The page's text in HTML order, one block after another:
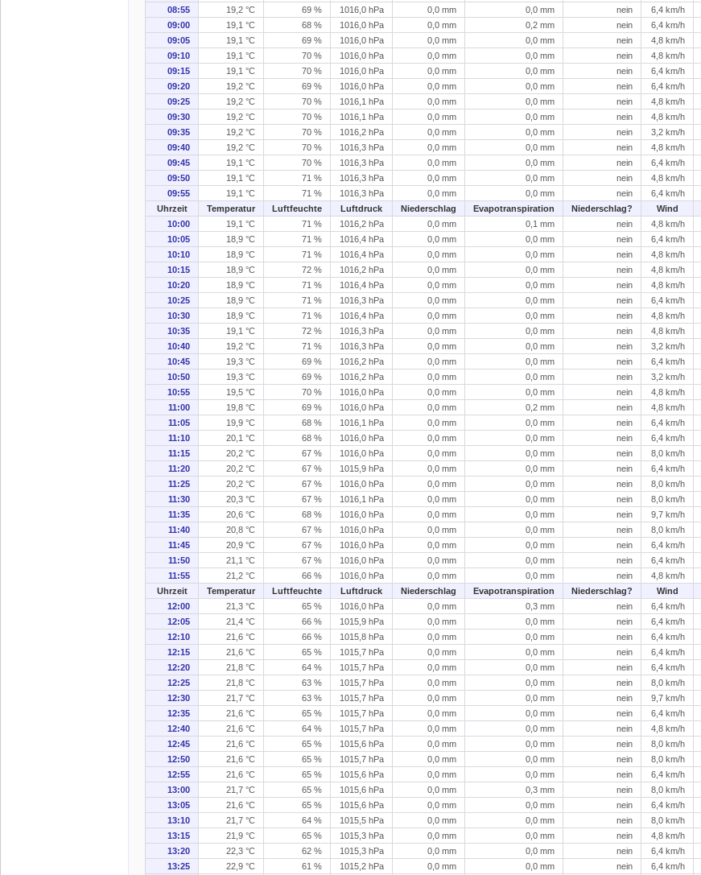
08:55
19,2 °C 69 % 1016,0 hPa 0,0 mm 0,0 mm nein 6,4 km/h
09:00
19,1 °C 68 % 1016,0 hPa 0,0 mm 0,2 mm nein 6,4 km/h
09:05
19,1 °C 69 % 1016,0 hPa 0,0 mm 0,0 mm nein 4,8 km/h
09:10
19,1 °C 70 % 1016,0 hPa 0,0 mm 0,0 mm nein 4,8 km/h
09:15
19,1 °C 70 % 1016,0 hPa 0,0 mm 0,0 mm nein 6,4 km/h
09:20
19,2 °C 69 % 1016,0 hPa 0,0 mm 0,0 mm nein 6,4 km/h
09:25
19,2 °C 70 % 1016,1 hPa 0,0 mm 0,0 mm nein 4,8 km/h
09:30
19,2 °C 70 % 1016,1 hPa 0,0 mm 0,0 mm nein 4,8 km/h
09:35
19,2 °C 70 % 1016,2 hPa 0,0 mm 0,0 mm nein 3,2 km/h
09:40
19,2 °C 70 % 1016,3 hPa 0,0 mm 0,0 mm nein 4,8 km/h
09:45
19,1 °C 70 % 1016,3 hPa 0,0 mm 0,0 mm nein 6,4 km/h
09:50
19,1 °C 71 % 1016,3 hPa 0,0 mm 0,0 mm nein 4,8 km/h
09:55
19,1 °C 71 % 1016,3 hPa 0,0 mm 0,0 mm nein 6,4 km/h
Uhrzeit
Temperatur Luftfeuchte Luftdruck Niederschlag Evapotranspiration Niederschlag? Wind
10:00
19,1 °C 71 % 1016,2 hPa 0,0 mm 0,1 mm nein 4,8 km/h
10:05
18,9 °C 71 % 1016,4 hPa 0,0 mm 0,0 mm nein 6,4 km/h
10:10
18,9 °C 71 % 1016,4 hPa 0,0 mm 0,0 mm nein 4,8 km/h
10:15
18,9 °C 72 % 1016,2 hPa 0,0 mm 0,0 mm nein 4,8 km/h
10:20
18,9 °C 71 % 1016,4 hPa 0,0 mm 0,0 mm nein 4,8 km/h
10:25
18,9 °C 71 % 1016,3 hPa 0,0 mm 0,0 mm nein 6,4 km/h
10:30
18,9 °C 71 % 1016,4 hPa 0,0 mm 0,0 mm nein 4,8 km/h
10:35
19,1 °C 72 % 1016,3 hPa 0,0 mm 0,0 mm nein 4,8 km/h
10:40
19,2 °C 71 % 1016,3 hPa 0,0 mm 0,0 mm nein 3,2 km/h
10:45
19,3 °C 69 % 1016,2 hPa 0,0 mm 0,0 mm nein 6,4 km/h
10:50
19,3 °C 69 % 1016,2 hPa 0,0 mm 0,0 mm nein 3,2 km/h
10:55
19,5 °C 70 % 1016,0 hPa 0,0 mm 0,0 mm nein 4,8 km/h
11:00
19,8 °C 69 % 1016,0 hPa 0,0 mm 0,2 mm nein 4,8 km/h
11:05
19,9 °C 68 % 1016,1 hPa 0,0 mm 0,0 mm nein 6,4 km/h
11:10
20,1 °C 68 % 1016,0 hPa 0,0 mm 0,0 mm nein 6,4 km/h
11:15
20,2 °C 67 % 1016,0 hPa 0,0 mm 0,0 mm nein 8,0 km/h
11:20
20,2 °C 67 % 1015,9 hPa 0,0 mm 0,0 mm nein 6,4 km/h
11:25
20,2 °C 67 % 1016,0 hPa 0,0 mm 0,0 mm nein 8,0 km/h
11:30
20,3 °C 67 % 1016,1 hPa 0,0 mm 0,0 mm nein 8,0 km/h
11:35
20,6 °C 68 % 1016,0 hPa 0,0 mm 0,0 mm nein 9,7 km/h
11:40
20,8 °C 67 % 1016,0 hPa 0,0 mm 0,0 mm nein 8,0 km/h
11:45
20,9 °C 67 % 1016,0 hPa 0,0 mm 0,0 mm nein 6,4 km/h
11:50
21,1 °C 67 % 1016,0 hPa 0,0 mm 0,0 mm nein 6,4 km/h
11:55
21,2 °C 66 % 1016,0 hPa 0,0 mm 0,0 mm nein 4,8 km/h
Uhrzeit
Temperatur Luftfeuchte Luftdruck Niederschlag Evapotranspiration Niederschlag? Wind
12:00
21,3 °C 65 % 1016,0 hPa 0,0 mm 0,3 mm nein 6,4 km/h
12:05
21,4 °C 66 % 1015,9 hPa 0,0 mm 0,0 mm nein 6,4 km/h
12:10
21,6 °C 66 % 1015,8 hPa 0,0 mm 0,0 mm nein 6,4 km/h
12:15
21,6 °C 65 % 1015,7 hPa 0,0 mm 0,0 mm nein 6,4 km/h
12:20
21,8 °C 64 % 1015,7 hPa 0,0 mm 0,0 mm nein 6,4 km/h
12:25
21,8 °C 63 % 1015,7 hPa 0,0 mm 0,0 mm nein 8,0 km/h
12:30
21,7 °C 63 % 1015,7 hPa 0,0 mm 0,0 mm nein 9,7 km/h
12:35
21,6 °C 65 % 1015,7 hPa 0,0 mm 0,0 mm nein 6,4 km/h
12:40
21,6 °C 64 % 1015,7 hPa 0,0 mm 0,0 mm nein 4,8 km/h
12:45
21,6 °C 65 % 1015,6 hPa 0,0 mm 0,0 mm nein 8,0 km/h
12:50
21,6 °C 65 % 1015,7 hPa 0,0 mm 0,0 mm nein 8,0 km/h
12:55
21,6 °C 65 % 1015,6 hPa 0,0 mm 0,0 mm nein 6,4 km/h
13:00
21,7 °C 65 % 1015,6 hPa 0,0 mm 0,3 mm nein 8,0 km/h
13:05
21,6 °C 65 % 1015,6 hPa 0,0 mm 0,0 mm nein 6,4 km/h
13:10
21,7 °C 64 % 1015,5 hPa 0,0 mm 0,0 mm nein 8,0 km/h
13:15
21,9 °C 65 % 1015,3 hPa 0,0 mm 0,0 mm nein 4,8 km/h
13:20
22,3 °C 62 % 1015,3 hPa 0,0 mm 0,0 mm nein 6,4 km/h
13:25
22,9 °C 61 % 1015,2 hPa 0,0 mm 0,0 mm nein 6,4 km/h